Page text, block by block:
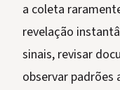
a coleta
revelação
sinais, revisar
observar